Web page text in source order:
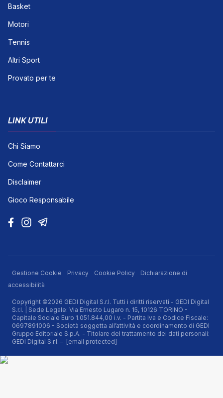
Basket
Motori
Tennis
Altri Sport
Provato per te
LINK UTILI
Chi Siamo
Come Contattarci
Disclaimer
Gioco Responsabile
Gestione Cookie Privacy Cookie Policy
Dichiarazione di
accessibilità
Copyright ©2026 GEDI Digital S.r.l. Tutti i diritti riservati - GEDI Digital
S.r.l. | Sede Legale: Via Ernesto Lugaro n. 15, 10126 TORINO -
Capitale Sociale Euro 1.051.844,00 i.v. - Partita Iva e Codice Fiscale:
0697891006 - Società soggetta all’attività e coordinamento di GEDI
Gruppo Editoriale S.p.A. - Titolare del trattamento dei dati personali:
GEDI Digital S.r.l. – [email protected]